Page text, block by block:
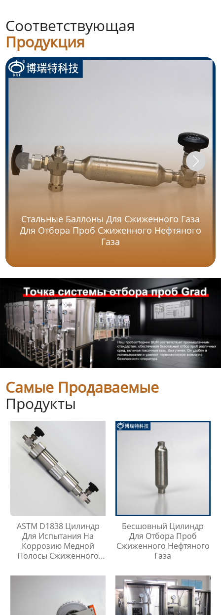
Соответствующая
Продукция
Стальные Баллоны Для Сжиженного Газа
Для Отбора Проб Сжиженного Нефтяного
Газа
Самые Продаваемые
Продукты
ASTM D1838 Цилиндр
Для Испытания На
Коррозию Медной
Полосы Сжиженного
Бесшовный Цилиндр
Для Отбора Проб
Сжиженного Нефтяного
Газа